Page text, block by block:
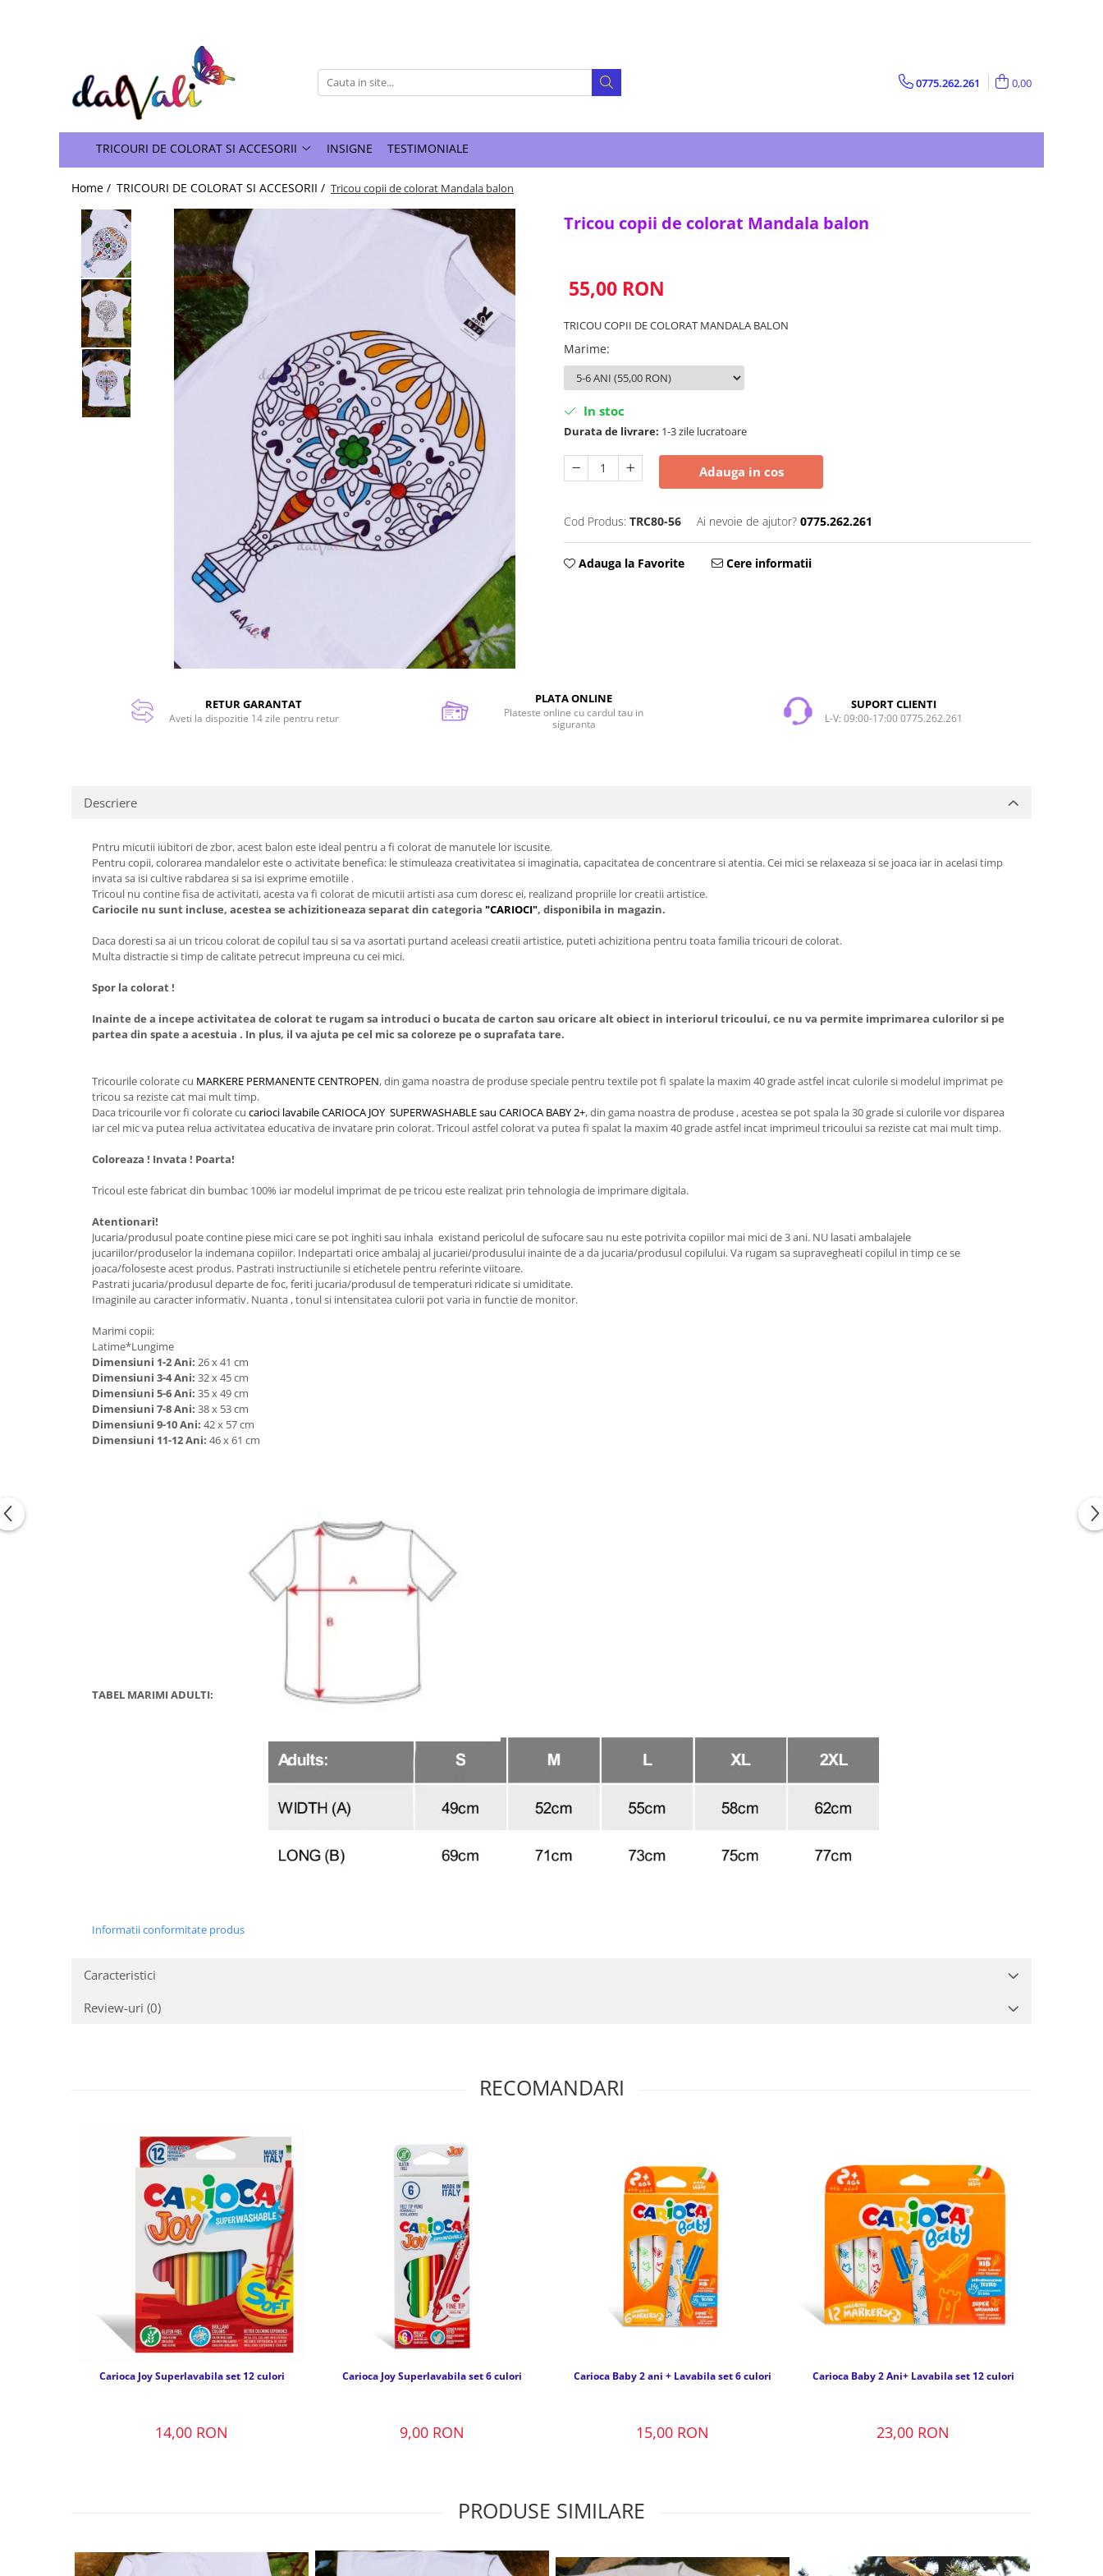
TRICOURI DE COLORAT SI ACCESORII
TRICOURI COPII
0775.262.261 0,00
TRICOURI DE COLORAT SI ACCESORII INSIGNE TESTIMONIALE
Home / TRICOURI DE COLORAT SI ACCESORII / Tricou copii de colorat Mandala balon
Tricou copii de colorat Mandala balon
55,00 RON
TRICOU COPII DE COLORAT MANDALA BALON
Marime:
In stoc
Durata de livrare: 1-3 zile lucratoare
Adauga in cos
Cod Produs: TRC80-56 Ai nevoie de ajutor? 0775.262.261
Adauga la Favorite Cere informatii
RETUR GARANTAT
Aveti la dispozitie 14 zile pentru retur
PLATA ONLINE
Plateste online cu cardul tau in
siguranta
SUPORT CLIENTI
L-V: 09:00-17:00 0775.262.261
Descriere
Pntru micutii iubitori de zbor, acest balon este ideal pentru a fi colorat de manutele lor iscusite.
Pentru copii, colorarea mandalelor este o activitate benefica: le stimuleaza creativitatea si imaginatia, capacitatea de concentrare si atentia. Cei mici se relaxeaza si se joaca iar in acelasi timp
invata sa isi cultive rabdarea si sa isi exprime emotiile .
Tricoul nu contine fisa de activitati, acesta va fi colorat de micutii artisti asa cum doresc ei, realizand propriile lor creatii artistice.
Cariocile nu sunt incluse, acestea se achizitioneaza separat din categoria "CARIOCI", disponibila in magazin.
Daca doresti sa ai un tricou colorat de copilul tau si sa va asortati purtand aceleasi creatii artistice, puteti achizitiona pentru toata familia tricouri de colorat.
Multa distractie si timp de calitate petrecut impreuna cu cei mici.
Spor la colorat !
Inainte de a incepe activitatea de colorat te rugam sa introduci o bucata de carton sau oricare alt obiect in interiorul tricoului, ce nu va permite imprimarea culorilor si pe
partea din spate a acestuia . In plus, il va ajuta pe cel mic sa coloreze pe o suprafata tare.
Tricourile colorate cu MARKERE PERMANENTE CENTROPEN, din gama noastra de produse speciale pentru textile pot fi spalate la maxim 40 grade astfel incat culorile si modelul imprimat pe
tricou sa reziste cat mai mult timp.
Daca tricourile vor fi colorate cu carioci lavabile CARIOCA JOY SUPERWASHABLE sau CARIOCA BABY 2+, din gama noastra de produse , acestea se pot spala la 30 grade si culorile vor disparea
iar cel mic va putea relua activitatea educativa de invatare prin colorat. Tricoul astfel colorat va putea fi spalat la maxim 40 grade astfel incat imprimeul tricoului sa reziste cat mai mult timp.
Coloreaza ! Invata ! Poarta!
Tricoul este fabricat din bumbac 100% iar modelul imprimat de pe tricou este realizat prin tehnologia de imprimare digitala.
Atentionari!
Jucaria/produsul poate contine piese mici care se pot inghiti sau inhala existand pericolul de sufocare sau nu este potrivita copiilor mai mici de 3 ani. NU lasati ambalajele
jucariilor/produselor la indemana copiilor. Indepartati orice ambalaj al jucariei/produsului inainte de a da jucaria/produsul copilului. Va rugam sa supravegheati copilul in timp ce se
joaca/foloseste acest produs. Pastrati instructiunile si etichetele pentru referinte viitoare.
Pastrati jucaria/produsul departe de foc, feriti jucaria/produsul de temperaturi ridicate si umiditate.
Imaginile au caracter informativ. Nuanta , tonul si intensitatea culorii pot varia in functie de monitor.
Marimi copii:
Latime*Lungime
Dimensiuni 1-2 Ani: 26 x 41 cm
Dimensiuni 3-4 Ani: 32 x 45 cm
Dimensiuni 5-6 Ani: 35 x 49 cm
Dimensiuni 7-8 Ani: 38 x 53 cm
Dimensiuni 9-10 Ani: 42 x 57 cm
Dimensiuni 11-12 Ani: 46 x 61 cm
TABEL MARIMI ADULTI:
Informatii conformitate produs
Caracteristici
Review-uri (0)
RECOMANDARI
Carioca Joy Superlavabila set 12 culori
14,00 RON
Carioca Joy Superlavabila set 6 culori
9,00 RON
Carioca Baby 2 ani + Lavabila set 6 culori
15,00 RON
Carioca Baby 2 Ani+ Lavabila set 12 culori
23,00 RON
PRODUSE SIMILARE